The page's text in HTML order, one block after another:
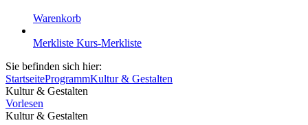
Warenkorb
Merkliste Kurs-Merkliste
Sie befinden sich hier:
StartseiteProgrammKultur & Gestalten
Kultur & Gestalten
Vorlesen
Kultur & Gestalten